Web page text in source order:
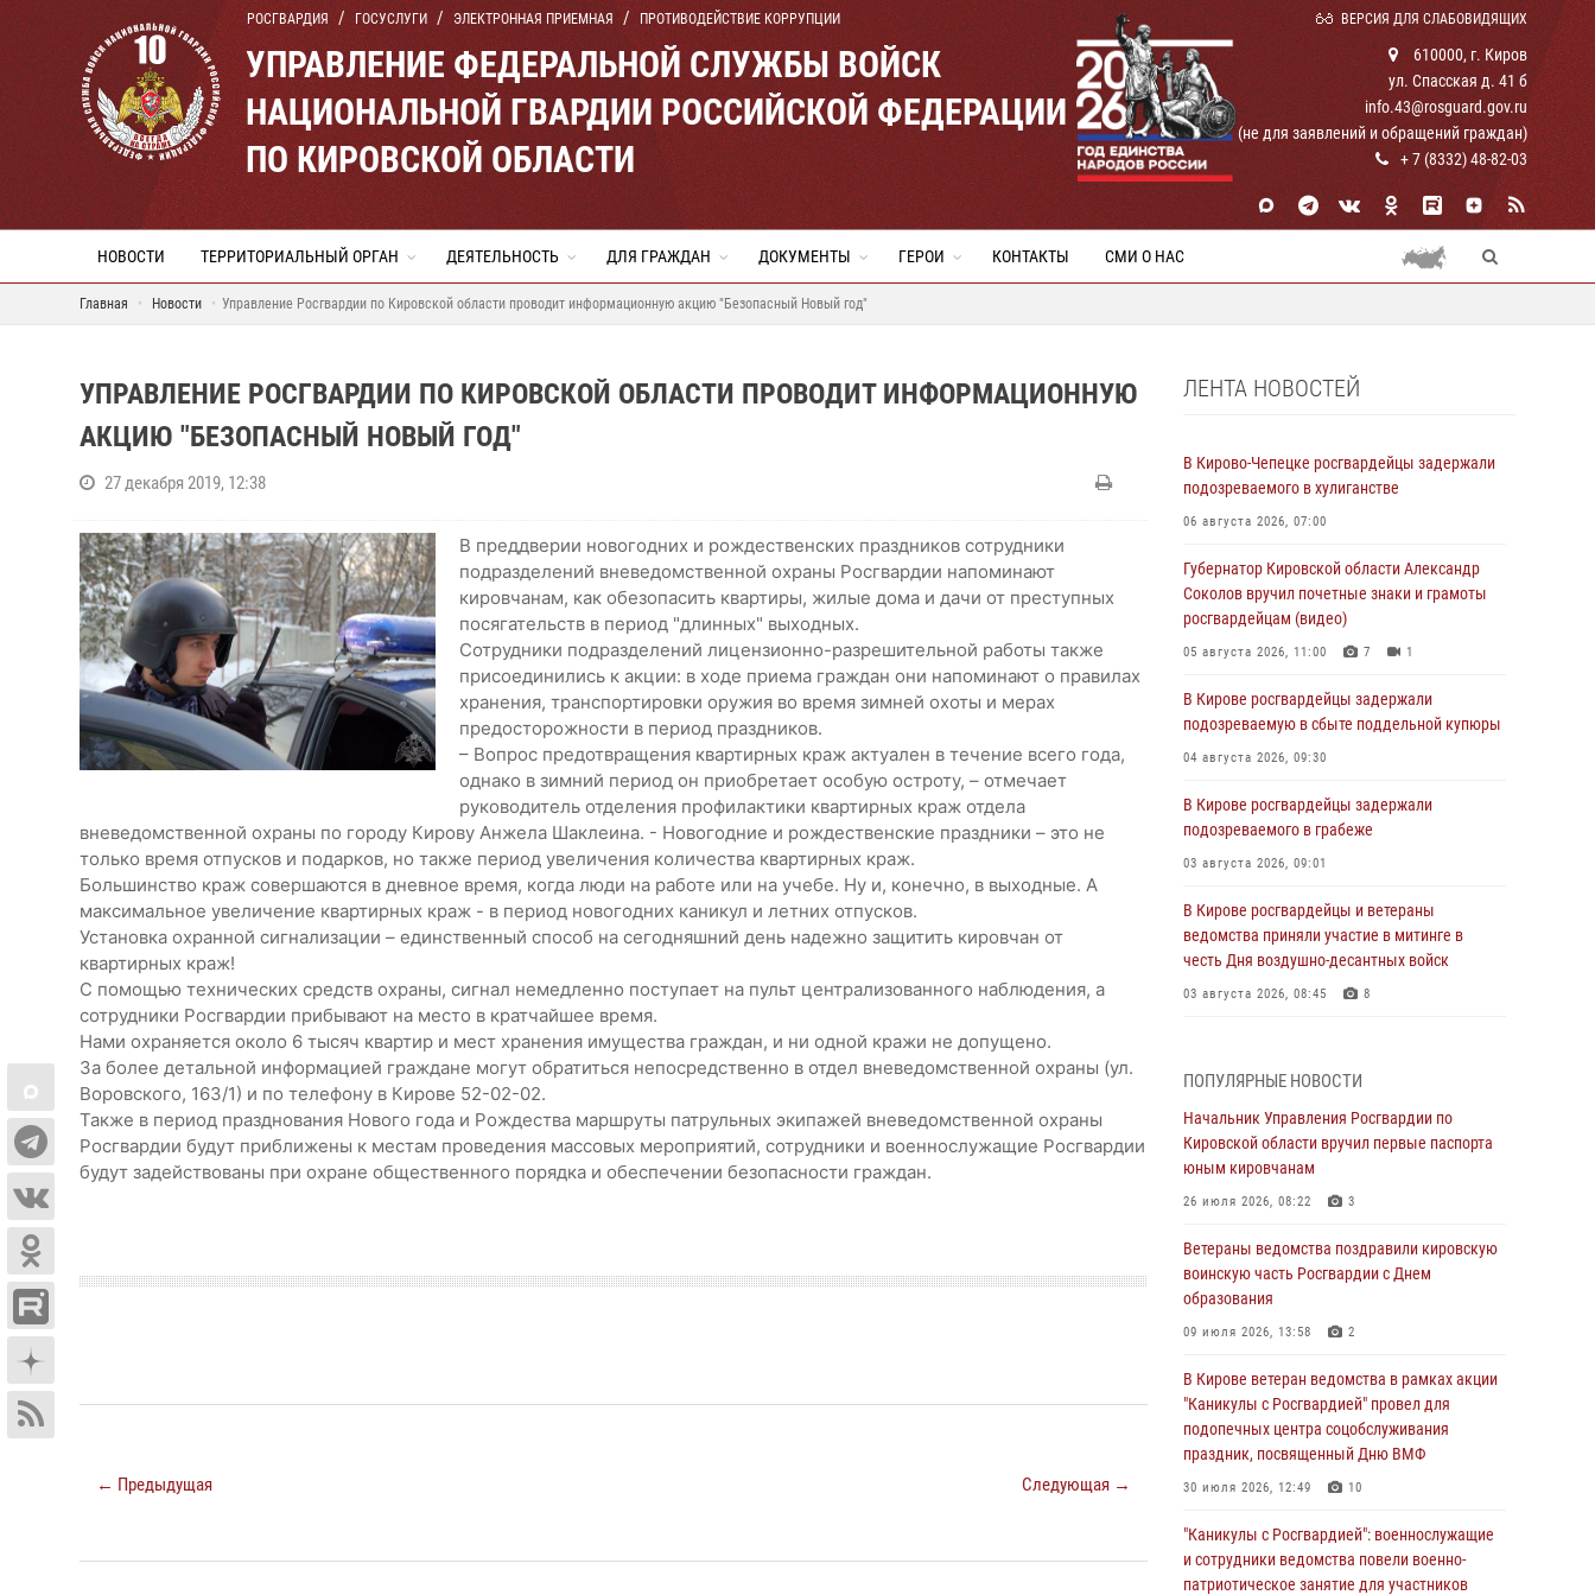
РОСГВАРДИЯ ГОСУСЛУГИ ЭЛЕКТРОННАЯ ПРИЕМНАЯ ПРОТИВОДЕЙСТВИЕ КОРРУПЦИИ ВЕРСИЯ ДЛЯ СЛАБОВИДЯЩИХ
УПРАВЛЕНИЕ ФЕДЕРАЛЬНОЙ СЛУЖБЫ ВОЙСК
НАЦИОНАЛЬНОЙ ГВАРДИИ РОССИЙСКОЙ ФЕДЕРАЦИИ
ПО КИРОВСКОЙ ОБЛАСТИ
610000, г. Киров
ул. Спасская д. 41 б
info.43@rosguard.gov.ru
(не для заявлений и обращений граждан)
+ 7 (8332) 48-82-03
НОВОСТИ ТЕРРИТОРИАЛЬНЫЙ ОРГАН ДЕЯТЕЛЬНОСТЬ ДЛЯ ГРАЖДАН ДОКУМЕНТЫ ГЕРОИ КОНТАКТЫ СМИ О НАС
Главная Новости Управление Росгвардии по Кировской области проводит информационную акцию "Безопасный Новый год"
УПРАВЛЕНИЕ РОСГВАРДИИ ПО КИРОВСКОЙ ОБЛАСТИ ПРОВОДИТ ИНФОРМАЦИОННУЮ
АКЦИЮ "БЕЗОПАСНЫЙ НОВЫЙ ГОД"
27 декабря 2019, 12:38
В преддверии новогодних и рождественских праздников сотрудники
подразделений вневедомственной охраны Росгвардии напоминают
кировчанам, как обезопасить квартиры, жилые дома и дачи от преступных
посягательств в период "длинных" выходных.
Сотрудники подразделений лицензионно-разрешительной работы также
присоединились к акции: в ходе приема граждан они напоминают о правилах
хранения, транспортировки оружия во время зимней охоты и мерах
предосторожности в период праздников.
– Вопрос предотвращения квартирных краж актуален в течение всего года,
однако в зимний период он приобретает особую остроту, – отмечает
руководитель отделения профилактики квартирных краж отдела
вневедомственной охраны по городу Кирову Анжела Шаклеина. - Новогодние и рождественские праздники – это не
только время отпусков и подарков, но также период увеличения количества квартирных краж.
Большинство краж совершаются в дневное время, когда люди на работе или на учебе. Ну и, конечно, в выходные. А
максимальное увеличение квартирных краж - в период новогодних каникул и летних отпусков.
Установка охранной сигнализации – единственный способ на сегодняшний день надежно защитить кировчан от
квартирных краж!
С помощью технических средств охраны, сигнал немедленно поступает на пульт централизованного наблюдения, а
сотрудники Росгвардии прибывают на место в кратчайшее время.
Нами охраняется около 6 тысяч квартир и мест хранения имущества граждан, и ни одной кражи не допущено.
За более детальной информацией граждане могут обратиться непосредственно в отдел вневедомственной охраны (ул.
Воровского, 163/1) и по телефону в Кирове 52-02-02.
Также в период празднования Нового года и Рождества маршруты патрульных экипажей вневедомственной охраны
Росгвардии будут приближены к местам проведения массовых мероприятий, сотрудники и военнослужащие Росгвардии
будут задействованы при охране общественного порядка и обеспечении безопасности граждан.
← Предыдущая Следующая →
ЛЕНТА НОВОСТЕЙ
В Кирово-Чепецке росгвардейцы задержали
подозреваемого в хулиганстве
06 августа 2026, 07:00
Губернатор Кировской области Александр
Соколов вручил почетные знаки и грамоты
росгвардейцам (видео)
05 августа 2026, 11:00 7 1
В Кирове росгвардейцы задержали
подозреваемую в сбыте поддельной купюры
04 августа 2026, 09:30
В Кирове росгвардейцы задержали
подозреваемого в грабеже
03 августа 2026, 09:01
В Кирове росгвардейцы и ветераны
ведомства приняли участие в митинге в
честь Дня воздушно-десантных войск
03 августа 2026, 08:45 8
1 августа – День дежурной службы войск
национальной гвардии Российской
Федерации
В Росгвардии вспоминают российских
воинов, погибших в Первой мировой войне
1914-1918 годов
В Кирове офицер Росгвардии стал
победителем открытого шахматного турнира
01 августа 2026, 07:08 1
армии Виктор Золотов поздравил
специалистов подразделений тыла с
профессиональным праздником
ПОПУЛЯРНЫЕ НОВОСТИ
Начальник Управления Росгвардии по
Кировской области вручил первые паспорта
юным кировчанам
26 июля 2026, 08:22 3
Ветераны ведомства поздравили кировскую
воинскую часть Росгвардии с Днем
образования
09 июля 2026, 13:58 2
В Кирове ветеран ведомства в рамках акции
"Каникулы с Росгвардией" провел для
подопечных центра соцобслуживания
праздник, посвященный Дню ВМФ
30 июля 2026, 12:49 10
"Каникулы с Росгвардией": военнослужащие
и сотрудники ведомства повели военно-
патриотическое занятие для участников